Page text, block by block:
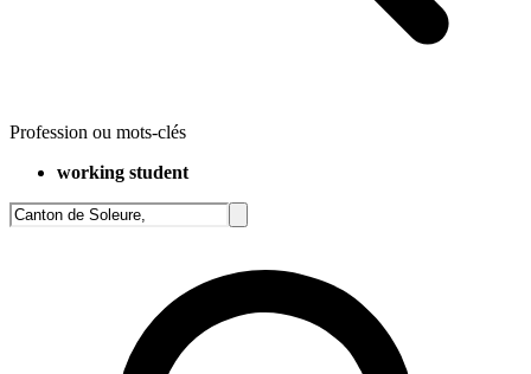
Profession ou mots-clés
working student